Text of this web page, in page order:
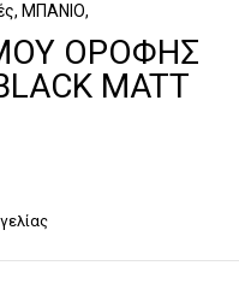
, ΜΠΑΝΙΟ,
ΟΡΟΦΉΣ
MATT